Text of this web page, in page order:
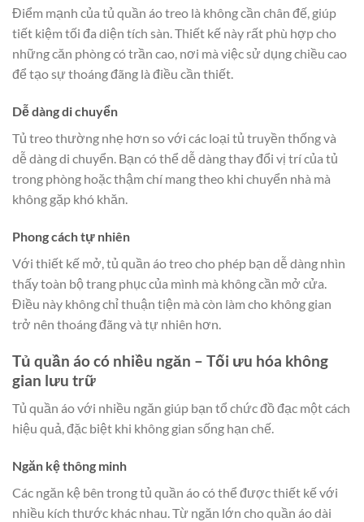
Điểm mạnh của tủ quần áo treo là không cần chân đế, giúp
tiết kiệm tối đa diện tích sàn. Thiết kế này rất phù hợp cho
những căn phòng có trần cao, nơi mà việc sử dụng chiều cao
để tạo sự thoáng đãng là điều cần thiết.
Dễ dàng di chuyển
Tủ treo thường nhẹ hơn so với các loại tủ truyền thống và
dễ dàng di chuyển. Bạn có thể dễ dàng thay đổi vị trí của tủ
trong phòng hoặc thậm chí mang theo khi chuyển nhà mà
không gặp khó khăn.
Phong cách tự nhiên
Với thiết kế mở, tủ quần áo treo cho phép bạn dễ dàng nhìn
thấy toàn bộ trang phục của mình mà không cần mở cửa.
Điều này không chỉ thuận tiện mà còn làm cho không gian
trở nên thoáng đãng và tự nhiên hơn.
Tủ quần áo có nhiều ngăn – Tối ưu hóa không
gian lưu trữ
Tủ quần áo với nhiều ngăn giúp bạn tổ chức đồ đạc một cách
hiệu quả, đặc biệt khi không gian sống hạn chế.
Ngăn kệ thông minh
Các ngăn kệ bên trong tủ quần áo có thể được thiết kế với
nhiều kích thước khác nhau. Từ ngăn lớn cho quần áo dài